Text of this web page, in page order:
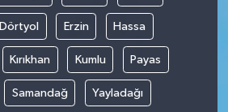
Dörtyol Erzin Hassa
Kırıkhan Kumlu Payas
Samandağ Yayladağı